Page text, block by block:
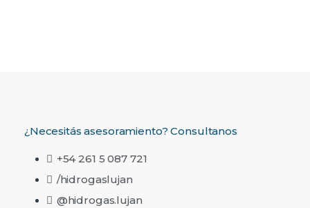
¿Necesitás asesoramiento? Consultanos
+54 261 5 087 721
/hidrogaslujan
@hidrogas.lujan